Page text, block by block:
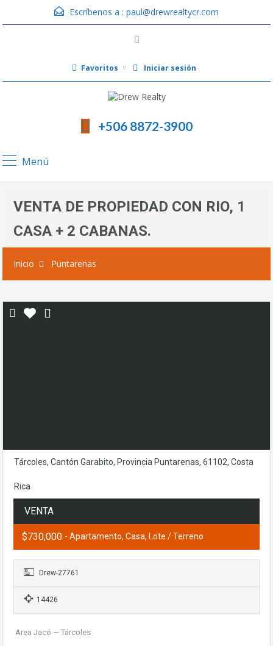
Escríbenos a : paul@drewrealtycr.com
Favoritos Iniciar sesión
+506 8872-3900
Menú
VENTA DE PROPIEDAD CON RIO, 1
CASA + 2 CABANAS.
Inicio Puntarenas
Tárcoles, Cantón Garabito, Provincia Puntarenas, 61102, Costa
Rica
VENTA
$730,000 - Apartamento, Casa, Lote / Terreno
Drew-27761
14426
Area Jacó — Tárcoles